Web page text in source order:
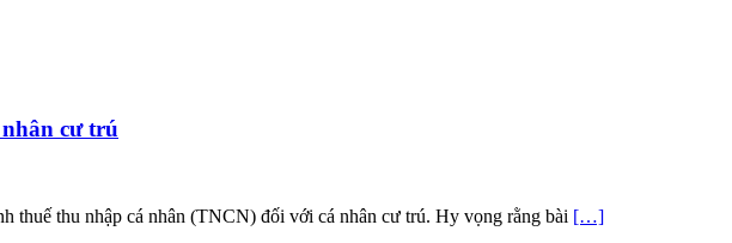
cư trú
thuế thu nhập cá nhân (TNCN) đối với cá nhân cư trú. Hy vọng rằng bài […]